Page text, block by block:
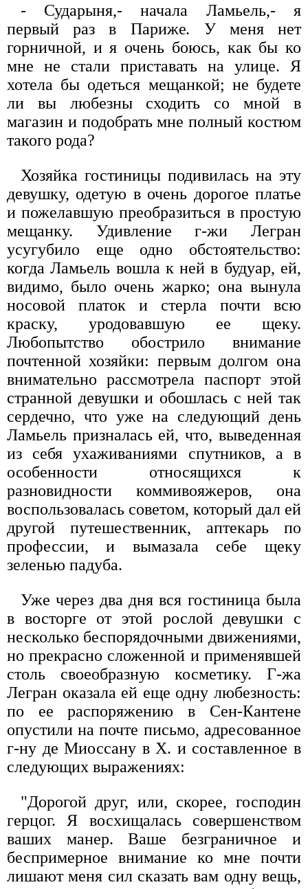
- Сударыня,- начала Ламьель,- я
первый раз в Париже. У меня нет
горничной, и я очень боюсь, как бы ко
мне не стали приставать на улице. Я
хотела бы одеться мещанкой; не будете
ли вы любезны сходить со мной в
магазин и подобрать мне полный костюм
такого рода?
Хозяйка гостиницы подивилась на эту
девушку, одетую в очень дорогое платье
и пожелавшую преобразиться в простую
мещанку. Удивление г-жи Легран
усугубило еще одно обстоятельство:
когда Ламьель вошла к ней в будуар, ей,
видимо, было очень жарко; она вынула
носовой платок и стерла почти всю
краску, уродовавшую ее щеку.
Любопытство обострило внимание
почтенной хозяйки: первым долгом она
внимательно рассмотрела паспорт этой
странной девушки и обошлась с ней так
сердечно, что уже на следующий день
Ламьель призналась ей, что, выведенная
из себя ухаживаниями спутников, а в
особенности относящихся к
разновидности коммивояжеров, она
воспользовалась советом, который дал ей
другой путешественник, аптекарь по
профессии, и вымазала себе щеку
зеленью падуба.
Уже через два дня вся гостиница была
в восторге от этой рослой девушки с
несколько беспорядочными движениями,
но прекрасно сложенной и применявшей
столь своеобразную косметику. Г-жа
Легран оказала ей еще одну любезность:
по ее распоряжению в Сен-Кантене
опустили на почте письмо, адресованное
г-ну де Миоссану в X. и составленное в
следующих выражениях:
"Дорогой друг, или, скорее, господин
герцог. Я восхищалась совершенством
ваших манер. Ваше безграничное и
беспримерное внимание ко мне почти
лишают меня сил сказать вам одну вещь,